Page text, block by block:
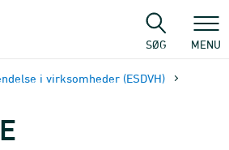
SØG MENU
i virksomheder (ESDVH)